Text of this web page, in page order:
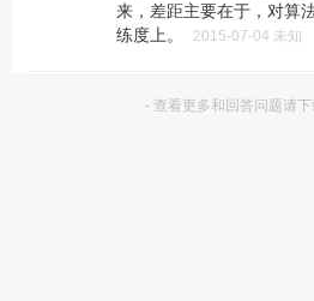
来，差距主要在于，对算
练度上。
2015-07-04 未知
- 查看更多和回答问题请